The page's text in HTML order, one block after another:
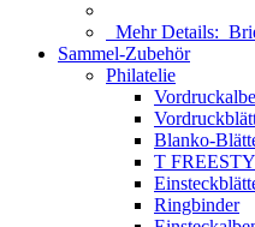
Mehr Details:
Sammel-Zubehör
Philatelie
Blanko-
T
Ringbinder